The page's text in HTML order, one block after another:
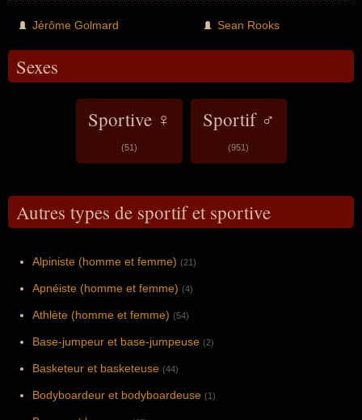
Jérôme Golmard Sean Rooks
Sexes
Sportive ♀
(51)
Sportif ♂
(951)
Autres types de sportif et sportive
Alpiniste (homme et femme) (21)
Apnéiste (homme et femme) (4)
Athlète (homme et femme) (54)
Base-jumpeur et base-jumpeuse (2)
Basketeur et basketeuse (44)
Bodyboardeur et bodyboardeuse (1)